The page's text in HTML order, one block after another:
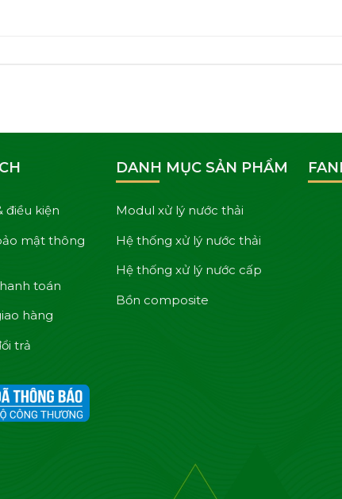
điều kiện
mật thông
toán
hàng
trả
DANH MỤC SẢN PHẨM
Modul xử lý nước thải
Hệ thống xử lý nước thải
Hệ thống xử lý nước cấp
Bồn composite